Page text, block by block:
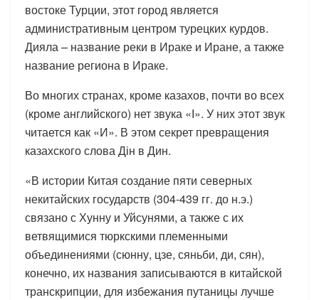
востоке Турции, этот город является
административным центром турецких курдов.
Дияла – название реки в Ираке и Иране, а также
название региона в Ираке.
Во многих странах, кроме казахов, почти во всех
(кроме английского) нет звука «І». У них этот звук
читается как «И». В этом секрет превращения
казахского слова Дін в Дин.
«В истории Китая создание пяти северных
некитайских государств (304-439 гг. до н.э.)
связано с Хунну и Уйсунями, а также с их
ветвящимися тюркскими племенными
объединениями (сюнну, цзе, сяньби, ди, сян),
конечно, их названия записываются в китайской
транскрипции, для избежания путаницы лучше